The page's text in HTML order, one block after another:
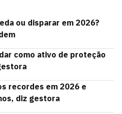
ou disparar em 2026?
como ativo de proteção
recordes em 2026 e
diz gestora